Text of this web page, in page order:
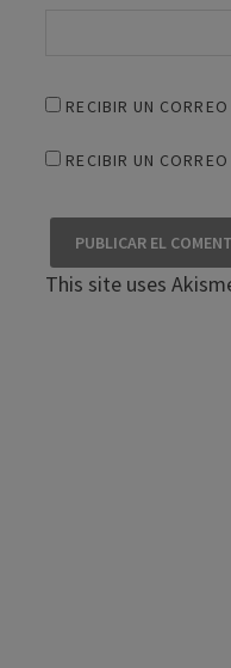
RECIBIR UN
RECIBIR UN
This site uses